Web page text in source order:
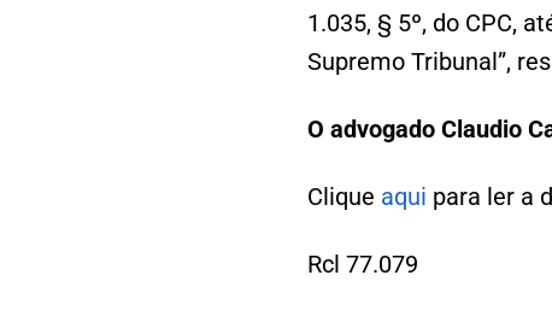
1.035, § 5º, do CPC,
Supremo Tribunal”,
O advogado Claudio
Clique aqui para ler a
Rcl 77.079